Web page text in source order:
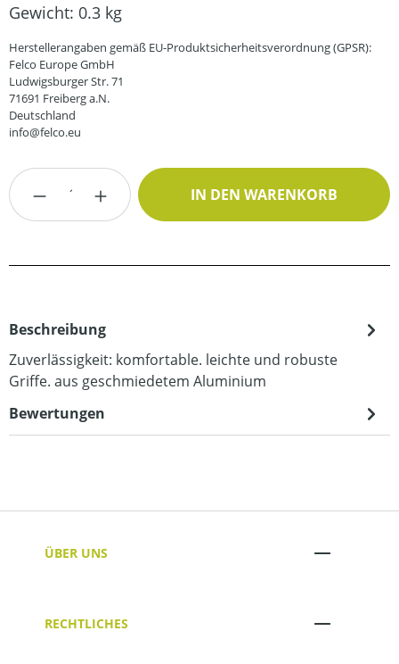
Gewicht: 0.3 kg
Herstellerangaben gemäß EU-Produktsicherheitsverordnung (GPSR):
Felco Europe GmbH
Ludwigsburger Str. 71
71691 Freiberg a.N.
Deutschland
info@felco.eu
Produkt Anzahl: Gib den gewünschten
IN DEN WARENKORB
Beschreibung
Zuverlässigkeit: komfortable. leichte und robuste
Griffe. aus geschmiedetem Aluminium
Bewertungen
ÜBER UNS
RECHTLICHES